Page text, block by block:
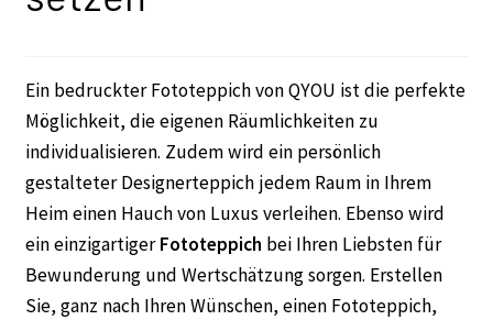
Ein bedruckter Fototeppich von QYOU ist die perfekte
Möglichkeit, die eigenen Räumlichkeiten zu
individualisieren. Zudem wird ein persönlich
gestalteter Designerteppich jedem Raum in Ihrem
Heim einen Hauch von Luxus verleihen. Ebenso wird
ein einzigartigerFototeppich bei Ihren Liebsten für
Bewunderung und Wertschätzung sorgen. Erstellen
Sie, ganz nach Ihren Wünschen, einen Fototeppich,